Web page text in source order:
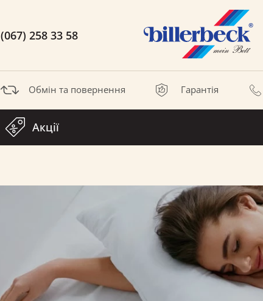
(067) 258 33 58
Обмін та повернення Гарантія
Акції